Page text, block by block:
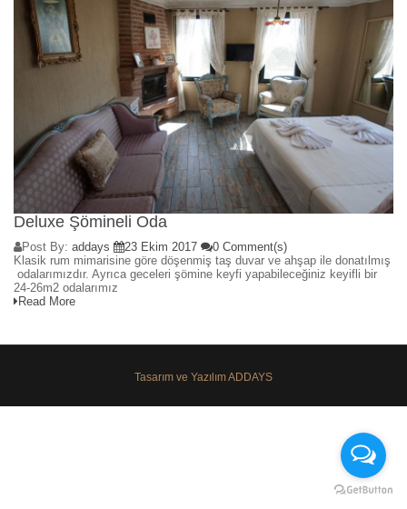
Deluxe Şömineli Oda
Post By: addays 23 Ekim 2017
0 Comment(s)
Klasik rum mimarisine göre döşenmiş taş duvar ve ahşap ile donatılmış
odalarımızdır. Ayrıca geceleri şömine keyfi yapabileceğiniz keyifli bir
24-26m2 odalarımız
Read More
Tasarım ve Yazılım ADDAYS